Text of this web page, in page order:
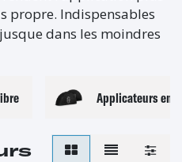
propre. Indispensables
dans les moindres
Applicateurs en